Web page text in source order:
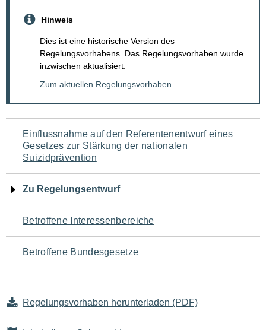
Hinweis
Dies ist eine historische Version des
Regelungsvorhabens. Das Regelungsvorhaben wurde
inzwischen aktualisiert.
Zum aktuellen Regelungsvorhaben
Navigation
für
den
Seiteninhalt
Einflussnahme auf den Referentenentwurf eines
Gesetzes zur Stärkung der nationalen
Suizidprävention
Zu Regelungsentwurf
Betroffene Interessenbereiche
Betroffene Bundesgesetze
Regelungsvorhaben herunterladen (PDF)